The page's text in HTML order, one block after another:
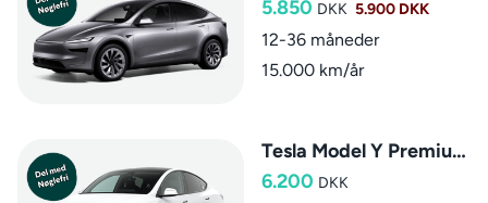
5.850 DKK 5.900 DKK
12-36 måneder
15.000 km/år
Tesla Model Y Premium AWD (7-sæder)
6.200 DKK